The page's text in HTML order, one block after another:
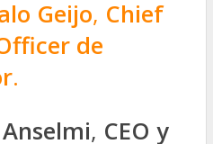
Geijo, Chief
de
.
, CEO y